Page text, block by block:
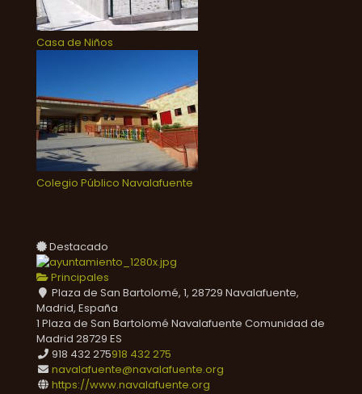
Casa de Niños
Colegio Público Navalafuente
Destacado
Principales
Plaza de San Bartolomé, 1, 28729 Navalafuente,
Madrid, España
1 Plaza de San Bartolomé Navalafuente Comunidad de
Madrid 28729 ES
918 432 275918 432 275
navalafuente@navalafuente.org
https://www.navalafuente.org